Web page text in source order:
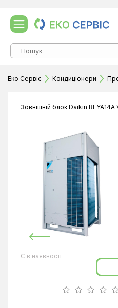
Еко Сервіс Кондиціонери
Зовнішній блок Daikin REYA14A
Є в наявності